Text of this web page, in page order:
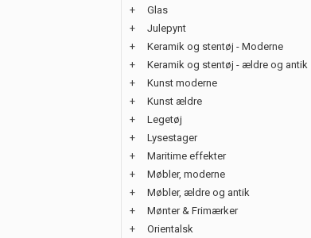
+
Glas
+
Julepynt
+
Keramik og stentøj - Moderne
+
Keramik og stentøj - ældre og antik
+
Kunst moderne
+
Kunst ældre
+
Legetøj
+
Lysestager
+
Maritime effekter
+
Møbler, moderne
+
Møbler, ældre og antik
+
Mønter & Frimærker
+
Orientalsk